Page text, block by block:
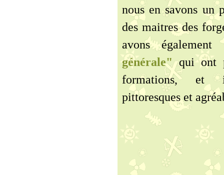
nous en savons un
des maitres des
avons
générale"qui ont
formations, et
pittoresques et